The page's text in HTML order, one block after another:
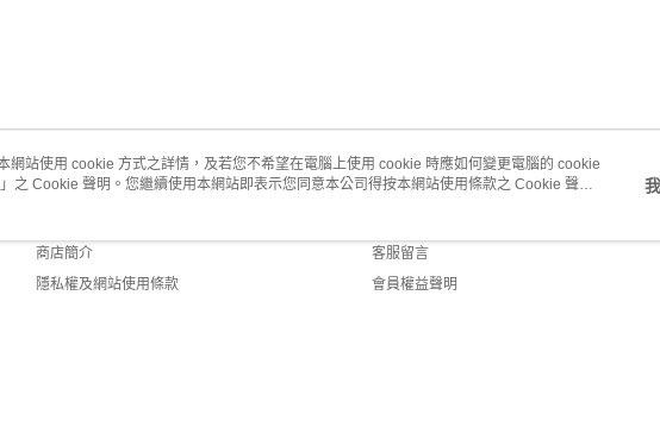
關於我們
商店簡介
隱私權及網站使用條款
客服資訊
客服留言
會員權益聲明
網站使用 cookie 方式之詳情，及若您不希望在電腦上使用 cookie 時應如何變更電腦的 cookie
」之 Cookie 聲明。您繼續使用本網站即表示您同意本公司得按本網站使用條款之 Cookie 聲明